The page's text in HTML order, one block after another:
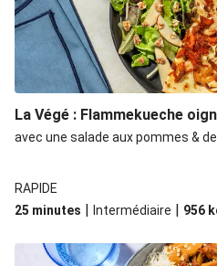
La Végé : Flammekueche
avec une salade aux pommes &
RAPIDE
25 minutes | Intermédiaire | 956